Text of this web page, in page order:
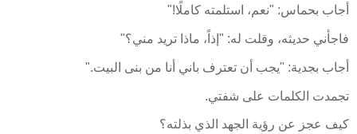
أجاب بحماس: "نعم، استلمته كاملًا!"
فاجأني حديثه، وقلت له: "إذاً، ماذا تريد مني؟"
أجاب بجدية: "يجب أن تعترف باني أنا من بنى البيت."
تجمدت الكلمات على شفتي.
كيف عجز عن رؤية الجهد الذي بذلته؟